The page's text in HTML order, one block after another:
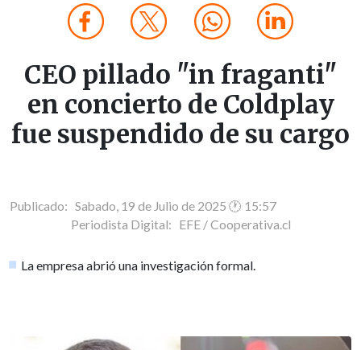
CEO pillado "in fraganti"
en concierto de Coldplay
fue suspendido de su cargo
Publicado: Sabado, 19 de Julio de 2025 🕐 15:57
Periodista Digital: EFE / Cooperativa.cl
La empresa abrió una investigación formal.